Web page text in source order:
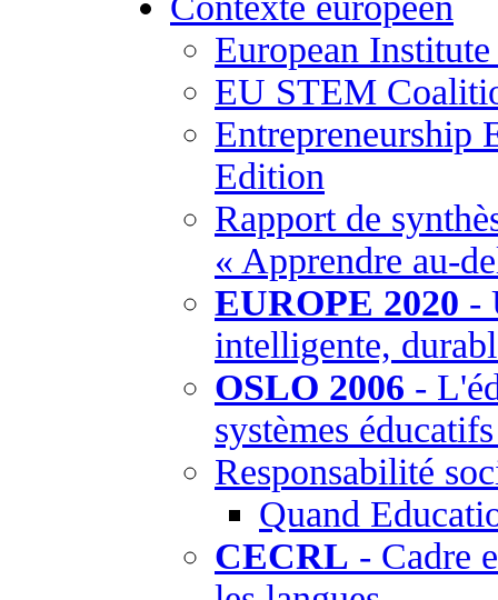
European
EU STEM
Entrepreneurship
Edition
Rapport de
« Apprendre au-
EUROPE 2020 -
intelligente,
OSLO 2006 -
systèmes
Responsabilité
Quand
CECRL - Cadre